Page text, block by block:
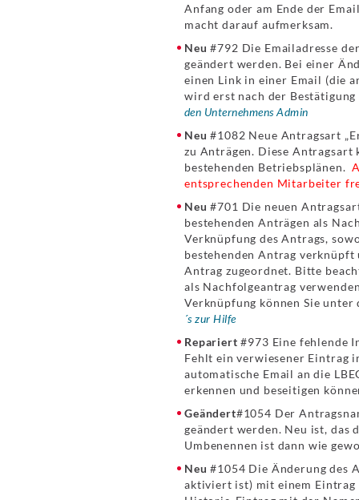
Anfang oder am Ende der
macht darauf aufmerksam.
Neu #792 Die Emailadresse
geändert werden. Bei einer
einen Link in einer Email (die
wird erst nach der
den Unternehmens Admin
Neu #1082 Neue Antragsart
zu Anträgen. Diese
bestehenden Betriebsplänen.
entsprechenden Mitarbeiter
Neu #701 Die neuen
bestehenden Anträgen als
Verknüpfung des Antrags,
bestehenden Antrag verknüpft
Antrag zugeordnet. Bitte
als Nachfolgeantrag
Verknüpfung können Sie
´s zur Hilfe
Repariert#973 Eine fehlende
Fehlt ein verwiesener Eintrag
automatische Email an die
erkennen und beseitigen
Geändert#1054 Der
geändert werden. Neu ist, das
Umbenennen ist dann wie
Neu #1054 Die Änderung des
aktiviert ist) mit einem Eintrag